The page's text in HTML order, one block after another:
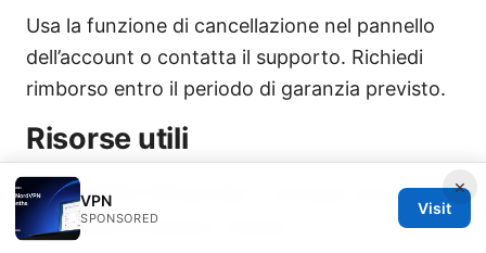
Usa la funzione di cancellazione nel pannello
dell’account o contatta il supporto. Richiedi
rimborso entro il periodo di garanzia previsto.
Risorse utili
NordVPN Official Site - nordvpn.com
NordVPN Support Center -
×
VPN
SPONSORED
Visit